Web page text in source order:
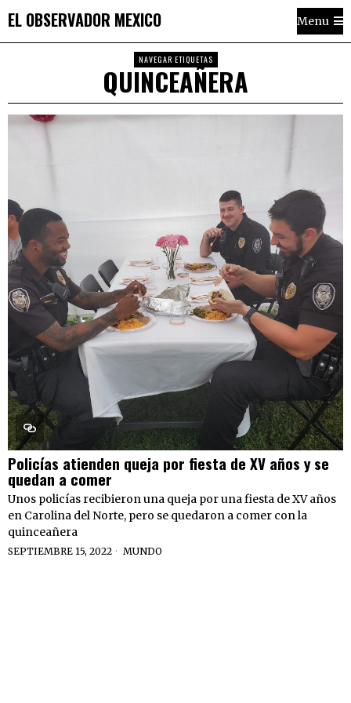
EL OBSERVADOR MEXICO Menu
NAVEGAR ETIQUETAS
QUINCEAÑERA
Policías atienden queja por fiesta de XV años y se
quedan a comer
Unos policías recibieron una queja por una fiesta de XV años
en Carolina del Norte, pero se quedaron a comer con la
quinceañera
SEPTIEMBRE 15, 2022 MUNDO